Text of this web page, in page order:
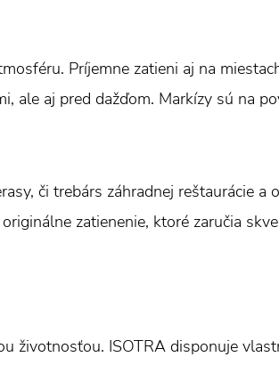
Príjemne zatieni aj na
ale aj pred dažďom. Markízy sú na
či trebárs záhradnej reštaurácie a
zatienenie, ktoré zaručia
životnosťou. ISOTRA disponuje